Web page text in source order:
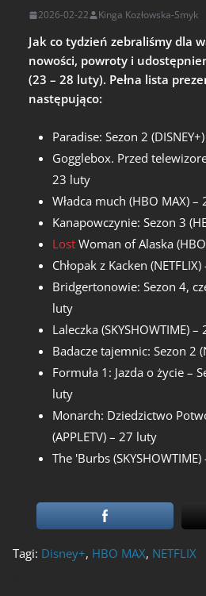
2026-02-22 Kinga Kozłowska-Smyk
Jak co tydzień zebraliśmy dla
nowości, powroty i
(23 – 28 luty). Pełna lista
następująco:
Paradise: Sezon 2
Gogglebox. Przed
23 luty
Władca much (HBO MAX) –
Kanapowczynie: Sezon 3
Lost Woman of Alaska
Chłopak z Kacken
Bridgertonowie: Sezon 4,
luty
Laleczka (SKYSHOWTIME)
Badacze tajemnic: Sezon 2
Formuła 1: Jazda o życie –
luty
Monarch: Dziedzictwo
(APPLETV) – 27 luty
The 'Burbs
Tagi: Disney+, HBO MAX, NETFLIX